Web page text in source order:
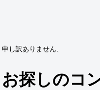
申し訳ありません、
お探しのコ